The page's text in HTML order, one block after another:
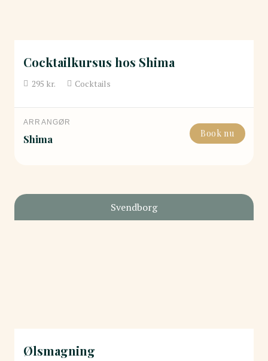
Cocktailkursus hos Shima
295 kr. Cocktails
ARRANGØR
Shima Book nu
Svendborg
Ølsmagning